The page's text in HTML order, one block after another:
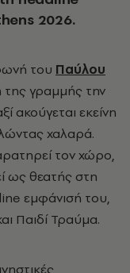
2026.
του Παύλου
γραμμής την
εκείνη
χαλαρά.
τον χώρο,
ως θεατής στη
εμφάνισή του,
Παιδί Τραύμα.